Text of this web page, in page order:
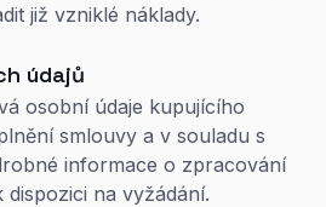
již vzniklé náklady.
údajů
osobní údaje kupujícího
smlouvy a v souladu s
informace o zpracování
na vyžádání.